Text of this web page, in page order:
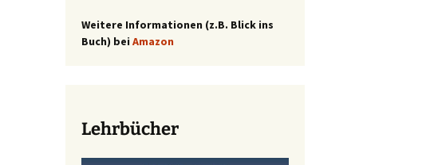
Weitere Informationen (z.B. Blick ins
Buch) bei Amazon
Lehrbücher